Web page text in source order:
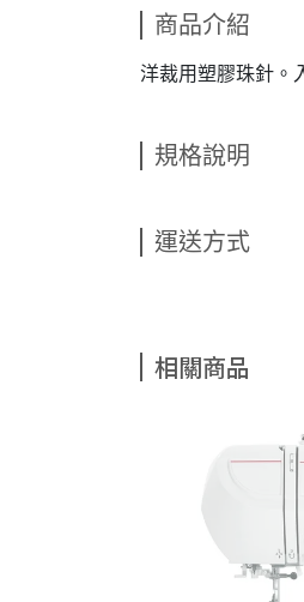
商品介紹
洋裁用塑膠珠針。
規格說明
運送方式
相關商品